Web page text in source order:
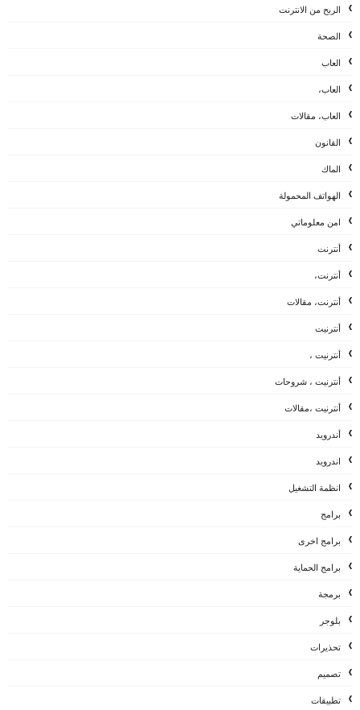
الربح من الانترنت
الصحة
العاب
العاب،
العاب، مقالات
القانون
الماك
الهواتف المحمولة
امن معلوماتي
أنترنت
أنترنت،
أنترنت، مقالات
أنترنيت
أنترنيت ،
أنترنيت ، شروحات
أنترنيت ،مقالات
أندرويد
اندرويد
انظمة التشغيل
برامج
برامج اخرى
برامج الحماية
برمجة
بلوجر
تحذيرات
تصميم
تطبيقات